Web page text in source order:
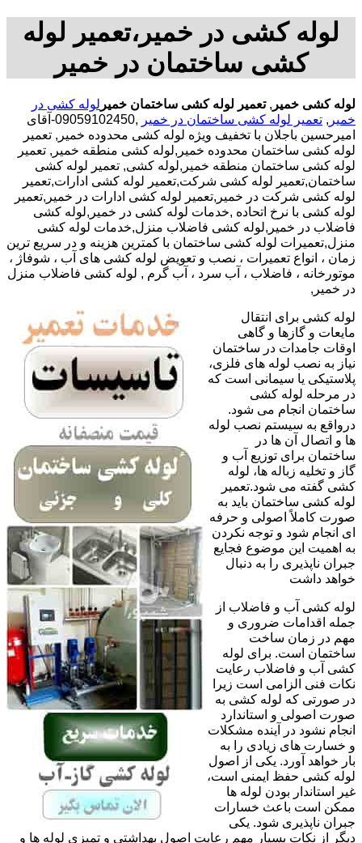
لوله کشی در خمیر،تعمیر لوله
کشی ساختمان در خمیر
لوله کشی خمیر ,تعمیر لوله کشی ساختمان خمیر لوله کشی در
خمیر , تعمیر لوله کشی ساختمان در خمیر
,09059102450-آقای
امیرحسین باجلان با تخفیف ویژه لوله کشی محدوده خمیر, تعمیر
لوله کشی ساختمان محدوده خمیر,لوله کشی منطقه خمیر, تعمیر
لوله کشی ساختمان منطقه خمیر,لوله کشی, تعمیر لوله کشی
ساختمان,تعمیر لوله کشی شرکت,تعمیر لوله کشی ادارات,تعمیر
لوله کشی شرکت در خمیر,تعمیر لوله کشی ادارات در خمیر,تعمیر
لوله کشی با نرخ اتحاده ,خدمات لوله کشی در خمیر,لوله کشی
فاضلاب در خمیر,لوله کشی فاضلاب منزل,خدمات لوله کشی
منزل,تعمیرات لوله کشی ساختمان با کمترین هزینه و در سریع ترین
زمان ، انواع تعمیرات ، نصب و تعویض لوله کشی های آب ، شوفاژ ،
موتورخانه ، فاضلاب ، آب سرد ، آب گرم , لوله کشی فاضلاب منزل
در خمیر,
لوله کشی برای انتقال
مایعات و گازها و گاهی
اوقات جامدات در ساختمان
نیاز به نصب لوله های فلزی،
پلاستیکی یا سیمانی است که
در مرحله لوله کشی
ساختمان انجام می شود.
درواقع به سیستم نصب لوله
ها و اتصال آن ها در
ساختمان برای توزیع آب و
گاز و تخلیه زباله ها، لوله
کشی گفته می شود.تعمیر
لوله کشی ساختمان باید به
صورت کاملاً اصولی و حرفه
ای انجام شود و توجه نکردن
به اهمیت این موضوع فجایع
جبران ناپذیری را به دنبال
خواهد داشت
لوله کشی آب و فاضلاب از
جمله اقدامات ضروری و
مهم در زمان ساخت
ساختمان است. برای لوله
کشی آب و فاضلاب رعایت
نکات فنی الزامی است زیرا
در صورتی که لوله کشی به
صورت اصولی و استاندارد
انجام نشود در آینده مشکلات
و خسارت های زیادی را به
بار خواهد آورد. یکی از اصول
لوله کشی حفظ ایمنی است،
غیر استاندار بودن لوله ها
ممکن است باعث خسارات
جبران ناپذیری شود. یکی
دیگر از نکات بسیار مهم رعایت اصول بهداشتی و تمیزی لوله ها و